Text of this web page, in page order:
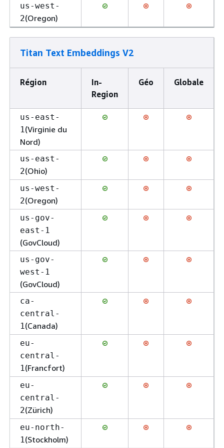
us-west-
2(Oregon)
Titan Text Embeddings V2
Région
In-
Region
Géo Globale
us-east-
1(Virginie du
Nord)
us-east-
2(Ohio)
us-west-
2(Oregon)
us-gov-
east-1
(GovCloud)
us-gov-
west-1
(GovCloud)
ca-
central-
1(Canada)
eu-
central-
1(Francfort)
eu-
central-
2(Zürich)
eu-north-
1(Stockholm)